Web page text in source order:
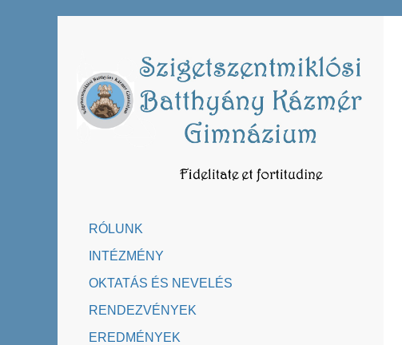
RÓLUNK
INTÉZMÉNY
OKTATÁS ÉS NEVELÉS
RENDEZVÉNYEK
EREDMÉNYEK